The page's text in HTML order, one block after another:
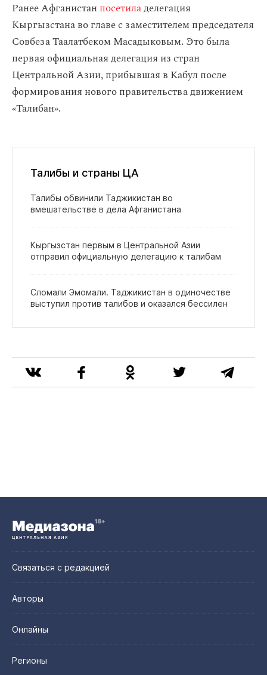
Ранее Афганистан посетиладелегация
Кыргызстана во главе с заместителем председателя
Совбеза Таалатбеком Масадыковым. Это была
первая официальная делегация из стран
Центральной Азии, прибывшая в Кабул после
формирования нового правительства движением
«Талибан».
Талибы и страны ЦА
Талибы обвинили Таджикистан во
вмешательстве в дела Афганистана
Кыргызстан первым в Центральной Азии
отправил официальную делегацию к талибам
Сломали Эмомали. Таджикистан в одиночестве
выступил против талибов и оказался бессилен
Связаться с редакцией
Авторы
Онлайны
Регионы